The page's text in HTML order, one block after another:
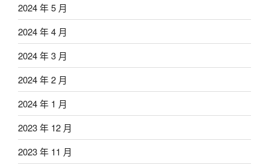
2024 年 5 月
2024 年 4 月
2024 年 3 月
2024 年 2 月
2024 年 1 月
2023 年 12 月
2023 年 11 月